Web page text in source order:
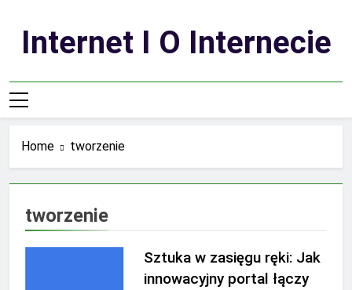
contentInternet I O Internecie
Home tworzenie
tworzenie
Sztuka w zasięgu ręki: Jak
innowacyjny portal łączy